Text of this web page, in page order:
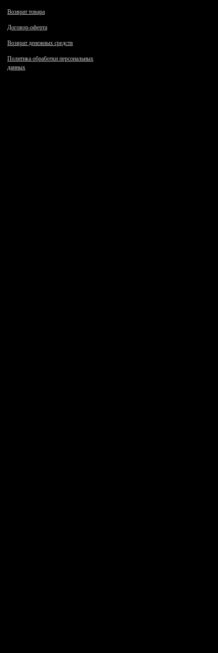
Возврат товара
Договор-оферта
Возврат денежных средств
Политика обработки персональных
данных